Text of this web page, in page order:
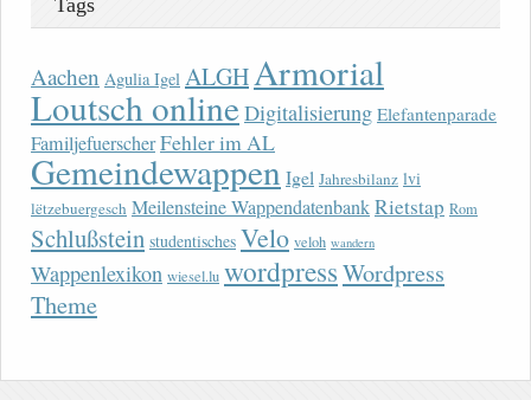
Tags
Aachen Agulia Igel ALGHArmorial
Loutsch onlineDigitalisierung Elefantenparade
FamiljefuerscherFehler im AL
Gemeindewappen Igel Jahresbilanz lvi
lëtzebuergesch Meilensteine WappendatenbankRietstap Rom
Schlußstein studentisches Velo veloh wandern
Wappenlexikon wiesel.lu wordpressWordpress
Theme